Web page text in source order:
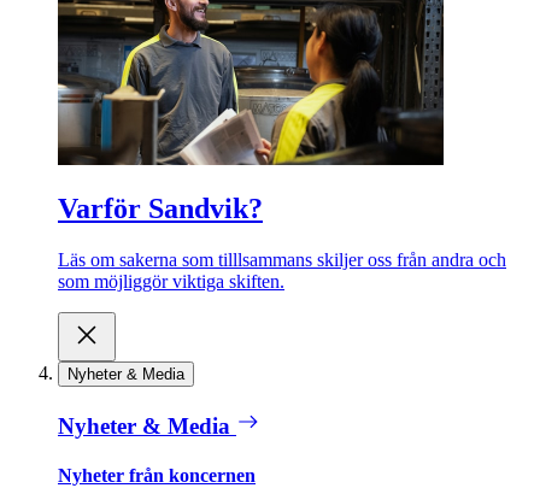
Varför Sandvik?
Läs om sakerna som tilllsammans skiljer oss från andra och
som möjliggör viktiga skiften.
Nyheter & Media
Nyheter & Media
Nyheter från koncernen